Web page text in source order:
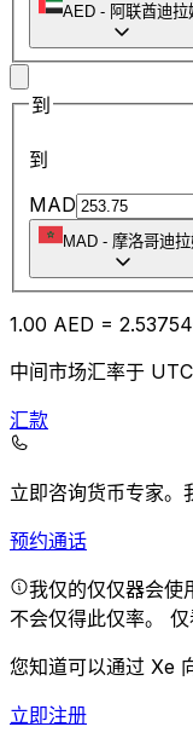
AED - 阿联酋迪拉
到
到
MAD
MAD - 摩洛哥迪
1.00 AED = 2.53
中间市场汇率于
汇款
立即咨询货币专家。
预约通话
我仅的仅仅器会使
不会仅得此仅率。 仅
您知道可以通过 Xe
立即注册